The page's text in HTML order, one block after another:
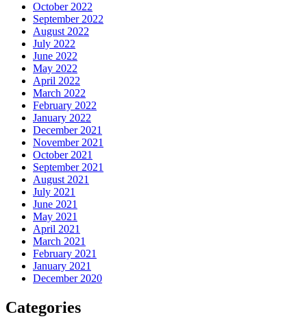
October 2022
September 2022
August 2022
July 2022
June 2022
May 2022
April 2022
March 2022
February 2022
January 2022
December 2021
November 2021
October 2021
September 2021
August 2021
July 2021
June 2021
May 2021
April 2021
March 2021
February 2021
January 2021
December 2020
Categories